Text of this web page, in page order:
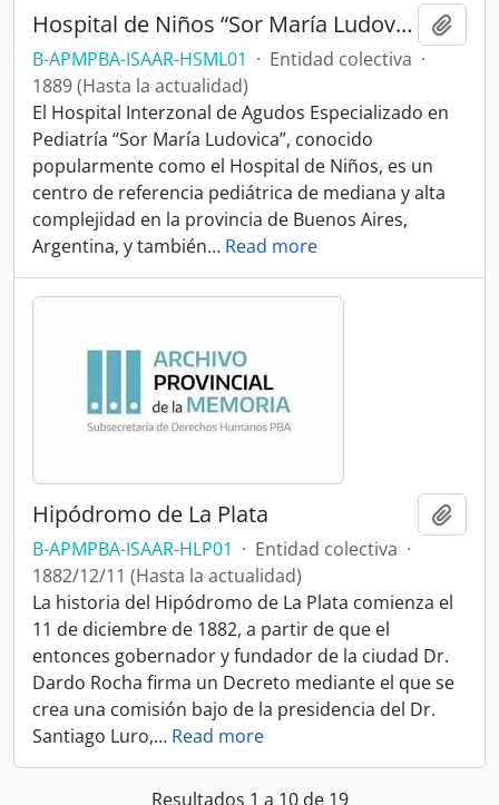
Hospital de Niños “Sor María Ludovica”
B-APMPBA-ISAAR-HSML01 · Entidad colectiva ·
1889 (Hasta la actualidad)
El Hospital Interzonal de Agudos Especializado en
Pediatría “Sor María Ludovica”, conocido
popularmente como el Hospital de Niños, es un
centro de referencia pediátrica de mediana y alta
complejidad en la provincia de Buenos Aires,
Argentina, y también… Read more
Hipódromo de La Plata
B-APMPBA-ISAAR-HLP01 · Entidad colectiva ·
1882/12/11 (Hasta la actualidad)
La historia del Hipódromo de La Plata comienza el
11 de diciembre de 1882, a partir de que el
entonces gobernador y fundador de la ciudad Dr.
Dardo Rocha firma un Decreto mediante el que se
crea una comisión bajo de la presidencia del Dr.
Santiago Luro,… Read more
Resultados 1 a 10 de 19